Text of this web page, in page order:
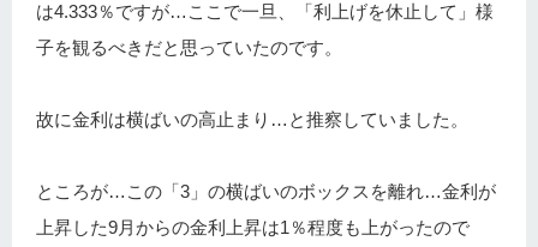
は4.333％ですが…ここで一旦、「利上げを休止して」様
子を観るべきだと思っていたのです。
故に金利は横ばいの高止まり…と推察していました。
ところが…この「3」の横ばいのボックスを離れ…金利が
上昇した9月からの金利上昇は1％程度も上がったので